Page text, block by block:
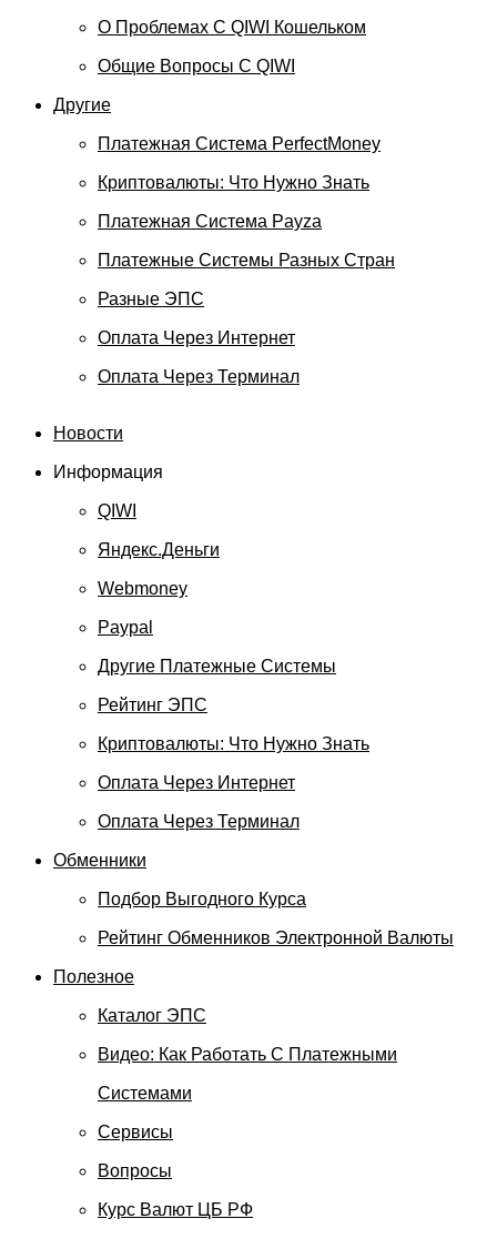
О Проблемах С QIWI Кошельком
Общие Вопросы С QIWI
Другие
Платежная Система PerfectMoney
Криптовалюты: Что Нужно Знать
Платежная Система Payza
Платежные Системы Разных Стран
Разные ЭПС
Оплата Через Интернет
Оплата Через Терминал
Новости
Информация
QIWI
Яндекс.Деньги
Webmoney
Paypal
Другие Платежные Системы
Рейтинг ЭПС
Криптовалюты: Что Нужно Знать
Оплата Через Интернет
Оплата Через Терминал
Обменники
Подбор Выгодного Курса
Рейтинг Обменников Электронной Валюты
Полезное
Каталог ЭПС
Видео: Как Работать С Платежными
Системами
Сервисы
Вопросы
Курс Валют ЦБ РФ